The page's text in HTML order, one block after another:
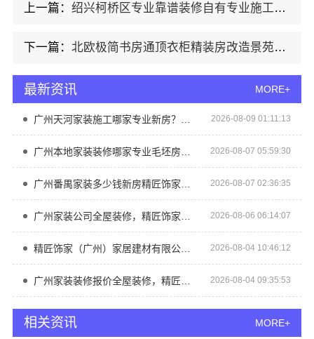
上一篇：绍兴柯桥区专业靠谱装修自有专业施工队-绍兴卓鑫装饰材料有限公司
下一篇：北欧极简书房通顶衣柜精装房改造景苑铭居推荐
最新资讯 MORE+
2026-08-09 01:11:13
2026-08-07 05:59:30
2026-08-07 02:36:35
2026-08-06 06:14:07
精匠饰家（广州）家居建材有限公司优质毛坯房设计 2026-08-04 10:46:12
2026-08-04 09:35:53
相关资讯 MORE+